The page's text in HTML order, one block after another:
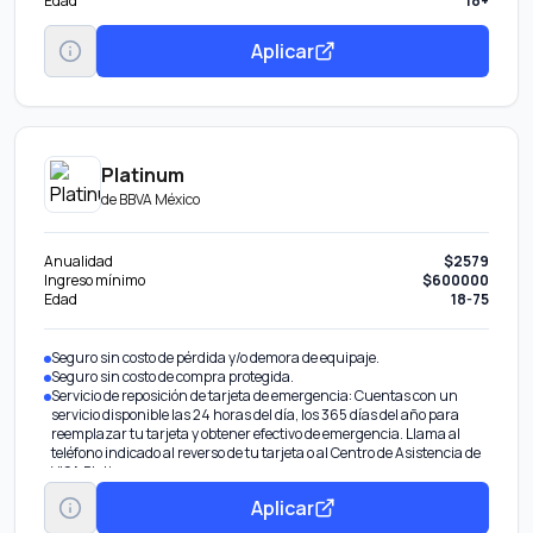
Aplicar
Platinum
deBBVA México
Anualidad
$2579
Ingreso mínimo
$600000
Edad
18-75
Seguro sin costo de pérdida y/o demora de equipaje.
Seguro sin costo de compra protegida.
Servicio de reposición de tarjeta de emergencia: Cuentas con un
servicio disponible las 24 horas del día, los 365 días del año para
reemplazar tu tarjeta y obtener efectivo de emergencia. Llama al
teléfono indicado al reverso de tu tarjeta o al Centro de Asistencia de
VISA Platinum.
Servicio de Concierge: Por ser tarjetahabiente Platinum tienes
acceso sin costo al servicio de BBVA VISA Concierge. Un asesor te
atenderá y asistirá en tus actividades y compras diarias, llama al
Aplicar